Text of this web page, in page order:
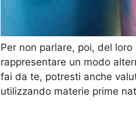
Per non parlare, poi, del
rappresentare un modo
fai da te, potresti anche
utilizzando materie prime